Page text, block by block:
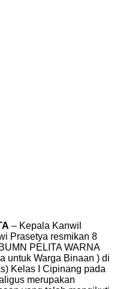
– Kepala Kanwil
Prasetya resmikan 8
PELITA WARNA
untuk Warga Binaan ) di
Kelas I Cipinang pada
merupakan